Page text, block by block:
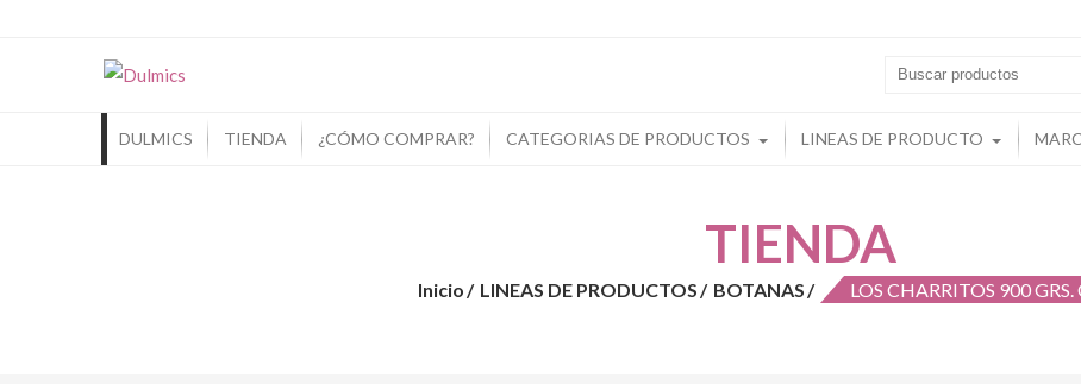
DULMICS TIENDA ¿CÓMO COMPRAR? CATEGORIAS DE PRODUCTOS LINEAS DE PRODUCTO
TIENDA
Inicio LINEAS DE PRODUCTOS BOTANAS LOS CHARRITOS 900